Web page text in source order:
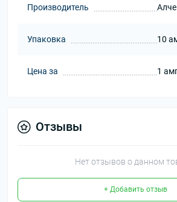
Производитель
Упаковка 10
Цена за 1
Отзывы
Нет отзывов о данном
+ Добавить отзыв